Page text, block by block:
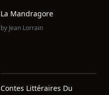
La Mandragore
by Jean Lorrain
Contes Littéraires Du